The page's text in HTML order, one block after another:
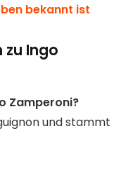
bekannt ist
zu Ingo
Zamperoni?
und stammt